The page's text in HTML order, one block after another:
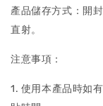
產品儲存方式：開
直射。
注意事項：
1. 使用本產品時如